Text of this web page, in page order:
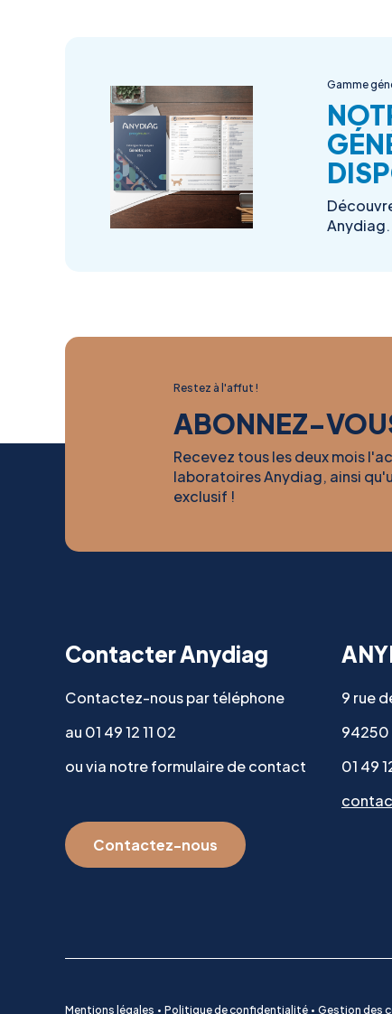
Gamme
Anydiag.
Restez à l'affut !
ABONNEZ-
Recevez tous les deux mois
laboratoires Anydiag, ainsi
exclusif !
Contacter Anydiag
Contactez-nous par téléphone
au 01 49 12 11 02
ou via notre formulaire de contact
Contactez-nous
9 rue
94250
01 49
Mentions légales Politique de confidentialité Gestion des